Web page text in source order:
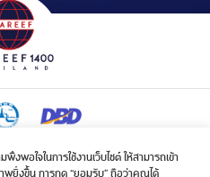
พอใจในการใช้งานเว็บไซต์ ให้สามารถเข้า
าพยิ่งขึ้น การกด “ยอมรับ” ถือว่าคุณได้
การขนส่งในกิจการฮัจย์เลขที่ 1/2568